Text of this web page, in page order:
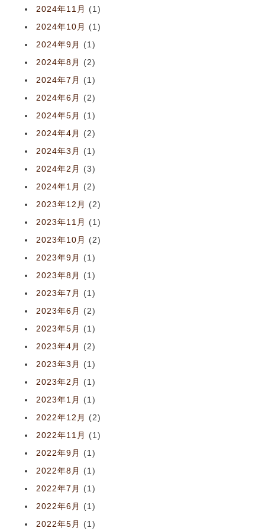
2024年11月
(1)
2024年10月
(1)
2024年9月
(1)
2024年8月
(2)
2024年7月
(1)
2024年6月
(2)
2024年5月
(1)
2024年4月
(2)
2024年3月
(1)
2024年2月
(3)
2024年1月
(2)
2023年12月
(2)
2023年11月
(1)
2023年10月
(2)
2023年9月
(1)
2023年8月
(1)
2023年7月
(1)
2023年6月
(2)
2023年5月
(1)
2023年4月
(2)
2023年3月
(1)
2023年2月
(1)
2023年1月
(1)
2022年12月
(2)
2022年11月
(1)
2022年9月
(1)
2022年8月
(1)
2022年7月
(1)
2022年6月
(1)
2022年5月
(1)